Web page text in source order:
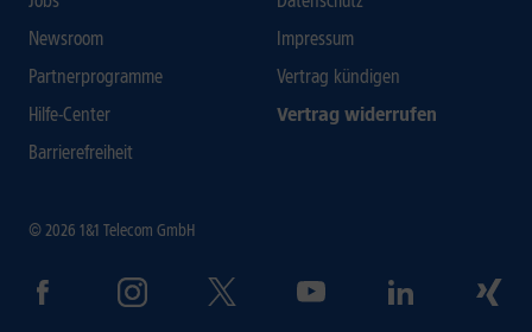
Newsroom
Partnerprogramme
Hilfe-Center
Barrierefreiheit
Impressum
Vertrag kündigen
Vertrag widerrufen
© 2026 1&1 Telecom GmbH